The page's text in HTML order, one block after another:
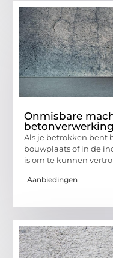
Onmisbare
Als je betrokken bent
bouwplaats of in de
is om te kunnen
Aanbiedingen